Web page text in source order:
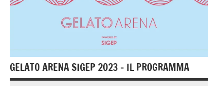
GELATO ARENA SIGEP 2023 – IL PROGRAMMA